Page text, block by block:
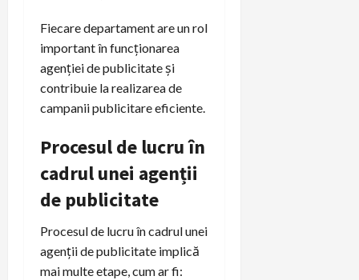
Fiecare departament are un rol
important în funcționarea
agenției de publicitate și
contribuie la realizarea de
campanii publicitare eficiente.
Procesul de lucru în
cadrul unei agenții
de publicitate
Procesul de lucru în cadrul unei
agenții de publicitate implică
mai multe etape, cum ar fi: